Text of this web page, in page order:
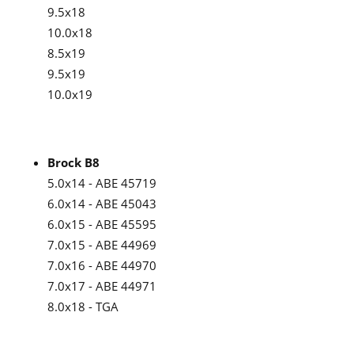
9.5x18
10.0x18
8.5x19
9.5x19
10.0x19
Brock B8
5.0x14 - ABE 45719
6.0x14 - ABE 45043
6.0x15 - ABE 45595
7.0x15 - ABE 44969
7.0x16 - ABE 44970
7.0x17 - ABE 44971
8.0x18 - TGA